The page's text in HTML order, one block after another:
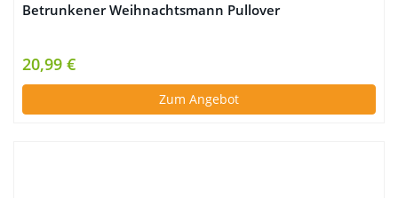
Betrunkener Weihnachtsmann Pullover
20,99 €
Zum Angebot